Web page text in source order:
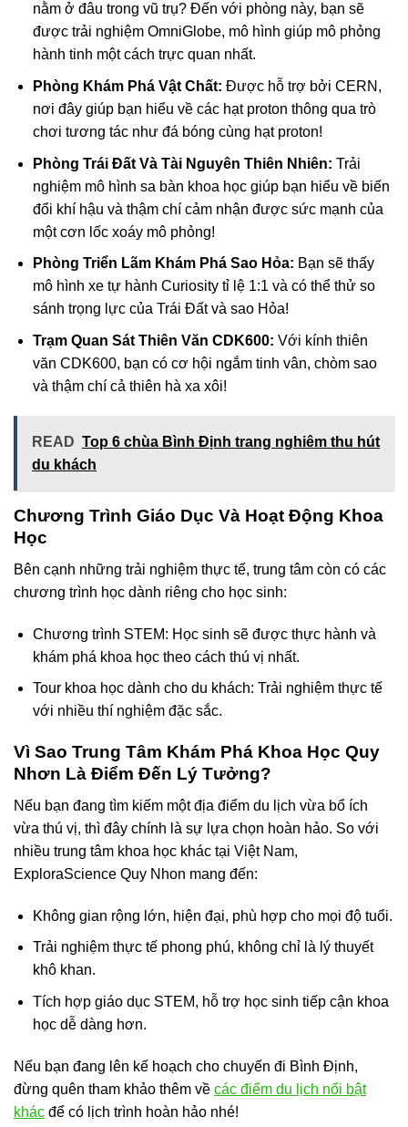
nằm ở đâu trong vũ trụ? Đến với phòng này, bạn sẽ
được trải nghiệm OmniGlobe, mô hình giúp mô phỏng
hành tinh một cách trực quan nhất.
Phòng Khám Phá Vật Chất: Được hỗ trợ bởi CERN,
nơi đây giúp bạn hiểu về các hạt proton thông qua trò
chơi tương tác như đá bóng cùng hạt proton!
Phòng Trái Đất Và Tài Nguyên Thiên Nhiên: Trải
nghiệm mô hình sa bàn khoa học giúp bạn hiểu về biến
đổi khí hậu và thậm chí cảm nhận được sức mạnh của
một cơn lốc xoáy mô phỏng!
Phòng Triển Lãm Khám Phá Sao Hỏa: Bạn sẽ thấy
mô hình xe tự hành Curiosity tỉ lệ 1:1 và có thể thử so
sánh trọng lực của Trái Đất và sao Hỏa!
Trạm Quan Sát Thiên Văn CDK600: Với kính thiên
văn CDK600, bạn có cơ hội ngắm tinh vân, chòm sao
và thậm chí cả thiên hà xa xôi!
READ Top 6 chùa Bình Định trang nghiêm thu hút
du khách
Chương Trình Giáo Dục Và Hoạt Động Khoa
Học
Bên cạnh những trải nghiệm thực tế, trung tâm còn có các
chương trình học dành riêng cho học sinh:
Chương trình STEM: Học sinh sẽ được thực hành và
khám phá khoa học theo cách thú vị nhất.
Tour khoa học dành cho du khách: Trải nghiệm thực tế
với nhiều thí nghiệm đặc sắc.
Vì Sao Trung Tâm Khám Phá Khoa Học Quy
Nhơn Là Điểm Đến Lý Tưởng?
Nếu bạn đang tìm kiếm một địa điểm du lịch vừa bổ ích
vừa thú vị, thì đây chính là sự lựa chọn hoàn hảo. So với
nhiều trung tâm khoa học khác tại Việt Nam,
ExploraScience Quy Nhon mang đến:
Không gian rộng lớn, hiện đại, phù hợp cho mọi độ tuổi.
Trải nghiệm thực tế phong phú, không chỉ là lý thuyết
khô khan.
Tích hợp giáo dục STEM, hỗ trợ học sinh tiếp cận khoa
học dễ dàng hơn.
Nếu bạn đang lên kế hoạch cho chuyến đi Bình Định,
đừng quên tham khảo thêm về các điểm du lịch nổi bật
khác để có lịch trình hoàn hảo nhé!